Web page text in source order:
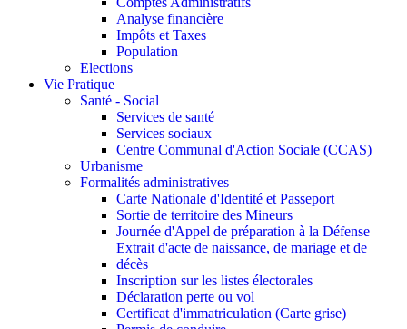
Analyse financière
Impôts et Taxes
Population
Elections
Vie Pratique
Santé - Social
Services de santé
Services sociaux
Centre Communal d'Action Sociale (CCAS)
Urbanisme
Formalités administratives
Carte Nationale d'Identité et Passeport
Sortie de territoire des Mineurs
Journée d'Appel de préparation à la Défense
Extrait d'acte de naissance, de mariage et de
décès
Inscription sur les listes électorales
Déclaration perte ou vol
Certificat d'immatriculation (Carte grise)